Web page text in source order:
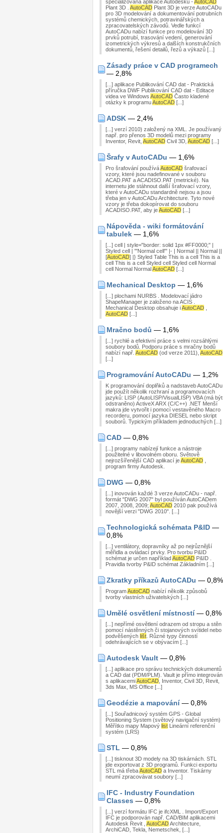
specializovaná aplikace Autodesku -AutoCAD
Plant 3D . AutoCAD Plant 3D je verze AutoCADu
pro 3D modelování a dokumentování potrubních
systémů chemických, potravinářských a
zpracovatelských závodů. Vedle funkcí
AutoCADu nabízí funkce pro modelování 3D
prvků potrubí, trasování vedení, generování
izometrických výkresů a dalších konstrukčních
dokumentů, řešení detailů, řezů a výkazů [...]
Zásady práce v CAD programech
— 2,8%
[...] aplikace Publikování CAD dat - Praktická
příručka DWF Publikování CAD dat - Editace
videa ve Windows AutoCAD Často kladené
otázky k programuAutoCAD [...]
ADSK — 2,4%
[...] verzí 2010) založený na XML. Je používaný
např. pro přenos 3D modelů mezi programy
Inventor, Revit, AutoCAD Civil 3D, AutoCAD [...]
Šrafy v AutoCADu — 1,6%
Pro šrafování používáAutoCAD šrafovací
vzory, které jsou nadefinované v souboru
ACAD.PAT a ACADISO.PAT (metrické). Na
internetu jde stáhnout další šrafovací vzory,
které v AutoCADu standardně nejsou a jsou
třeba jen v AutoCADu Architecture. Tyto nové
vzory je třeba dokopírovat do souboru
ACADISO.PAT, aby jeAutoCAD [...]
Nápověda - wiki formátování
tabulek — 1,6%
[...] cell | style="border: solid 1px #FF0000;" |
Styled cell | '''Normal cell''' |- | Normal || Normal ||
[AutoCAD] |} Styled Table This is a cell This is a
cell This is a cell Styled cell Styled cell Normal
cell Normal NormalAutoCAD [...]
Mechanical Desktop — 1,6%
[...] plochami NURBS . Modelovací jádro
ShapeManager je založeno na ACIS .
Mechanical Desktop obsahuje iAutoCAD
AutoCAD [...]
Mračno bodů — 1,6%
[...] rychlé a efektivní práce s velmi rozsáhlými
soubory bodů. Podporu práce s mračny bodů
nabízí např. AutoCAD (od verze 2011), AutoCAD
[...]
Programování AutoCADu — 1,2%
K programování doplňků a nadstaveb AutoCADu
jde použít několik rozhraní a programovacích
jazyků: LISP (AutoLISP/VisualLISP) VBA (má být
odstraněno) ActiveX ARX (C/C++) .NET Menší
makra jde vytvořit i pomocí vestavěného Macro
recorderu, pomocí jazyka DIESEL nebo skript
souborů. Typickým příkladem jednoduchých [...]
CAD — 0,8%
[...] programy nabízejí funkce a nástroje
použitelné v libovolném oboru. Světově
nejrozšířenější CAD aplikací jeAutoCAD
program firmy Autodesk.
DWG — 0,8%
[...] inovován každé 3 verze AutoCADu - např.
formát "DWG 2007" byl používán AutoCADem
2007, 2008, 2009; AutoCAD 2010 pak používá
novější verzi "DWG 2010". [...]
Technologická schémata P&ID —
0,8%
[...] ventilátory, dopravníky až po nejrůznější
měřidla a ovládací prvky. Pro tvorbu P&ID
schémat je určen napříkladAutoCAD P&ID .
Pravidla tvorby P&ID schémat Základním [...]
Zkratky příkazů AutoCADu — 0,8%
ProgramAutoCAD nabízí několik způsobů
tvorby vlastních uživatelských [...]
Umělé osvětlení místností— 0,8%
[...] nepřímé osvětlení odrazem od stropu a stěn
pomocí nástěnných či stojanových svítidel nebo
podvěšených lišt . Různé typy činností
odehrávajících se v obývacím [...]
Autodesk Vault — 0,8%
[...] aplikace pro správu technických dokumentů
a CAD dat (PDM/PLM). Vault je přímo integrován
s aplikacemiAutoCAD , Inventor, Civil 3D, Revit,
3ds Max, MS Office [...]
Geodézie a mapování— 0,8%
[...] Souřadnicový systém GPS - Global
Positioning System (světový navigační systém)
Měřítko mapy Mapový list Lineární referenční
systém (LRS)
STL — 0,8%
[...] tisknout 3D modely na 3D tiskárnách. STL
jde exportovat z 3D programů. Funkci exportu
STL má třebaAutoCAD a Inventor. Tiskárny
neumí zpracovávat soubory [...]
IFC - Industry Foundation
Classes — 0,8%
[...] verzí formátu IFC je ifcXML . Import/Export
IFC je podporován např. CAD/BIM aplikacemi
Autodesk Revit , AutoCADArchitecture,
ArchiCAD, Tekla, Nemetschek, [...]